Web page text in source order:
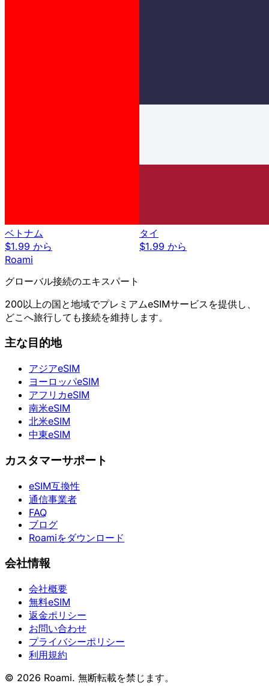
ベトナム
$1.99 から
タイ
$1.99 から
Roami
グローバル接続のエキスパート
200以上の国と地域でプレミアムeSIMサービスを提供し、
どこへ旅行しても接続を維持します。
主な目的地
アジアeSIM
ヨーロッパeSIM
アフリカeSIM
南米eSIM
北米eSIM
中東eSIM
カスタマーサポート
eSIM互換性
通信事業者
FAQ
ブログ
Roamiをダウンロード
会社情報
会社概要
無料eSIM
返金ポリシー
お問い合わせ
プライバシーポリシー
利用規約
© 2026 Roami. 無断転載を禁じます。